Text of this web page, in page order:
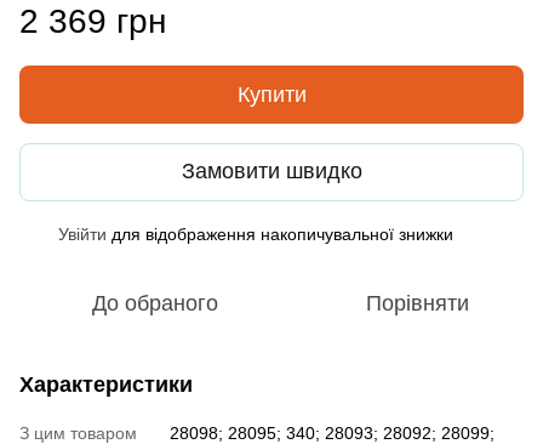
2 369 грн
Купити
Замовити швидко
Увійти для відображення накопичувальної знижки
До обраного Порівняти
Характеристики
З цим товаром
28098; 28095; 340; 28093; 28092; 28099;